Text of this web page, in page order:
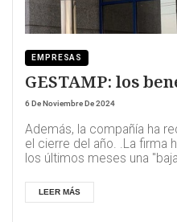
EMPRESAS
GESTAMP: los
6 De Noviembre De 2024
Además, la compañía ha
el cierre del año. .La firma
los últimos meses una
LEER MÁS